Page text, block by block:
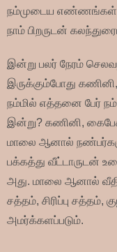
நம்முடைய எண்ணங்கள்
நாம் பிறருடன்
இன்று பலர் நேரம்
இருக்கும்போது கணினி,
நம்மில் எத்தனை பேர் நம்
இன்று? கணினி,
மாலை ஆனால்
பக்கத்து வீட்டாருடன்
அது. மாலை ஆனால்
சத்தம், சிரிப்பு
அமர்க்களப்படும்.